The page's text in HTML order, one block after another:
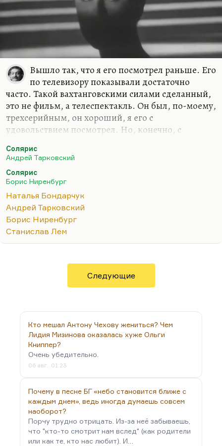
Вышло так, что я его посмотрел раньше. Его
по телевизору показывали достаточно
часто. Такой вахтанговскими силами сделанный,
это не фильм, а телеспектакль. Он был, по-моему,
трехсерийным, он хороший, я его с
удовольствием посмотрел. Но, конечно, с
дело — честная экранизация Лема, которую Лем
ставил очень высоко, а другое дело — чудо. Я
много раз об этом рассказывал: когда я смотрю
«Солярис», у меня проходит головная боль. Это
чудо, это божественная картина.
Мне рассказывала Наталья Бондарчук, что, когда
они разбирали декорацию библиотеки, все
плакали. Потому что, действительно, какое-то
Солярис
Андрей Тарковский
Солярис
Борис Ниренбург
Наталья Бондарчук
Андрей Тарковский
Борис Ниренбург
Станислав Лем
Следующие
Кто мешал Антону Чехову жениться? Чем
Лидия Мизинова оказалась хуже Ольги
Книппер?
Очень убедительно.
06 авг., 01:23
Почему в песне БГ «небо становится ближе с
каждым днем», ведь иногда думаешь совсем
наоборот?
Порчу трудно отрицать. Из-за неё забываешь,
что "кто-то смотрит нам вслед" (как родители
или как те, кто нас любит). И…